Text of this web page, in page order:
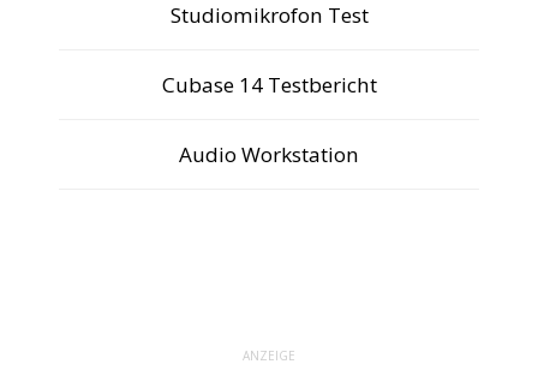
Studiomikrofon Test
Cubase 14 Testbericht
Audio Workstation
ANZEIGE